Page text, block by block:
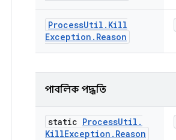
ProcessUtil . Kill
Exception . Reason
পাবলিক পদ্ধতি
static ProcessUtil .
KillException . Reason